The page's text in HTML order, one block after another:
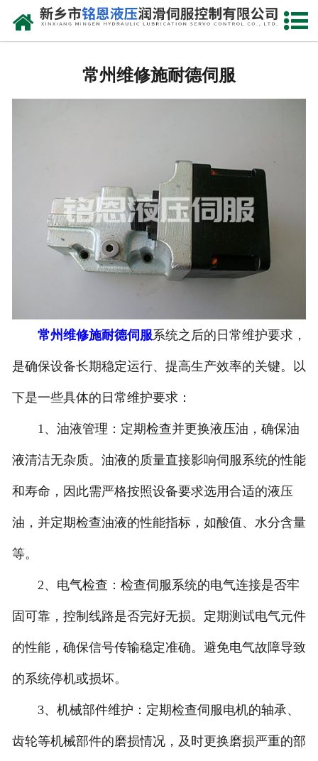
网站首页
常州vickers比例阀
- 常州ARGO-HYTOS比例阀
- 常州atos比例阀
常州进口伺服阀维修
- 常州力士乐伺服阀
常州EMG伺服阀
- 常州威格士伺服阀
- 常州schneider伺服阀
常州穆格伺服维修
常州柱塞泵维修
常州维修施耐德伺服
常州维修施耐德伺服系统之后的日常维护要求，
是确保设备长期稳定运行、提高生产效率的关键。以
下是一些具体的日常维护要求：
1、油液管理：定期检查并更换液压油，确保油
液清洁无杂质。油液的质量直接影响伺服系统的性能
和寿命，因此需严格按照设备要求选用合适的液压
油，并定期检查油液的性能指标，如酸值、水分含量
等。
2、电气检查：检查伺服系统的电气连接是否牢
固可靠，控制线路是否完好无损。定期测试电气元件
的性能，确保信号传输稳定准确。避免电气故障导致
的系统停机或损坏。
3、机械部件维护：定期检查伺服电机的轴承、
齿轮等机械部件的磨损情况，及时更换磨损严重的部